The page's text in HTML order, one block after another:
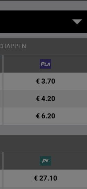
€ 3.70
€ 4.20
€ 6.20
€ 27.10